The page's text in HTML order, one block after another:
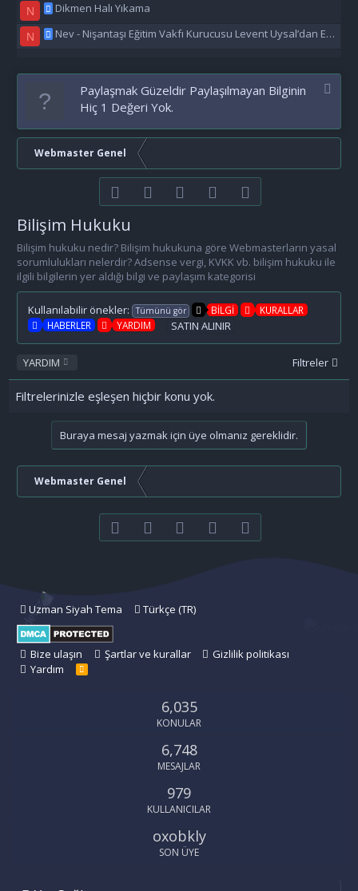
N Dikmen Halı Yıkama
N Nev - Nişantaşı Eğitim Vakfı Kurucusu Levent Uysal’dan Eğitime Büyük Destek
Paylaşmak Güzeldir Paylaşılmayan Bilginin
Hiç 1 Değeri Yok.
Webmaster Genel
FacebookTwitter youtubeBize ulaşın
Bilişim Hukuku
Bilişim hukuku nedir? Bilişim hukukuna göre Webmasterların yasal
sorumlulukları nelerdir? Adsense vergi, KVKK vb. bilişim hukuku ile
ilgili bilgilerin yer aldığı bilgi ve paylaşım kategorisi
Kullanılabilir önekler: Tümünü gör BİLGİ
KURALLAR
HABERLER
YARDIM SATIN ALINIR
YARDIM Filtreler
Filtrelerinizle eşleşen hiçbir konu yok.
Buraya mesaj yazmak için üye olmanız gereklidir.
Webmaster Genel
FacebookTwitter youtubeBize ulaşın
Uzman Siyah Tema Türkçe (TR)
Bize ulaşın Şartlar ve kurallar
Gizlilik politikası
Yardım
R
6,035
KONULAR
6,748
MESAJLAR
979
KULLANICILAR
oxobkly
SON ÜYE